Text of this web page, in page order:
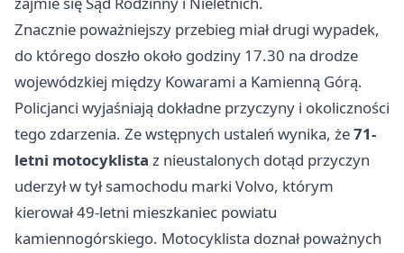
Znacznie poważniejszy przebieg miał drugi wypadek,
do którego doszło około godziny 17.30 na drodze
wojewódzkiej między Kowarami a Kamienną Górą.
Policjanci wyjaśniają dokładne przyczyny i okoliczności
tego zdarzenia. Ze wstępnych ustaleń wynika, że71-
letni motocyklista z nieustalonych dotąd przyczyn
uderzył w tył samochodu marki Volvo, którym
kierował 49-letni mieszkaniec powiatu
kamiennogórskiego. Motocyklista doznał poważnych